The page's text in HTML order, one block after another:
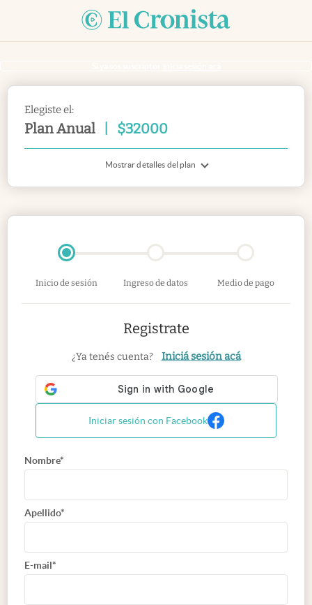
Elegiste el:
Plan Anual $32000
Mostrar detalles del plan
Inicio de sesión Ingreso de datos Medio de pago
Registrate
¿Ya tenés cuenta? Iniciá sesión acá
Iniciar sesión con Facebook
Nombre*
Apellido*
E-mail*